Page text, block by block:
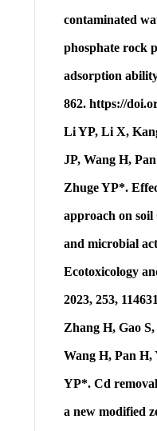
contaminated
phosphate rock
adsorption
862. https://
Li YP, Li X,
JP, Wang H,
Zhuge YP*.
approach on
and microbial
Ecotoxicology
2023, 253,
Zhang H, Gao
Wang H, Pan H,
YP*. Cd
a new modified